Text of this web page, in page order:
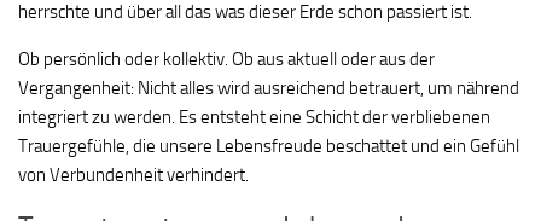
herrschte und über all das was dieser Erde schon passiert ist.
Ob persönlich oder kollektiv. Ob aus aktuell oder aus der
Vergangenheit: Nicht alles wird ausreichend betrauert, um nährend
integriert zu werden. Es entsteht eine Schicht der verbliebenen
Trauergefühle, die unsere Lebensfreude beschattet und ein Gefühl
von Verbundenheit verhindert.